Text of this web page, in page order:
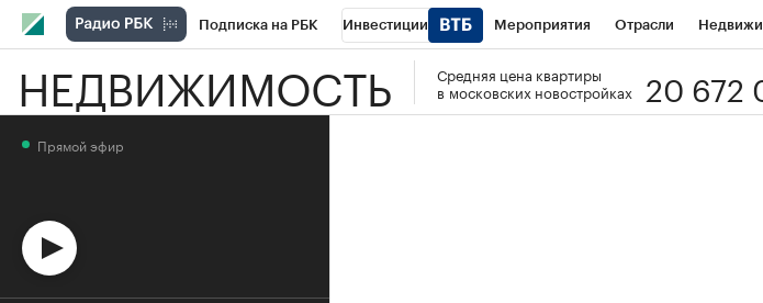
Подписка на РБК Инвестиции Мероприятия Отрасли
Спорт Школа управления РБК РБК Образование
НЕДВИЖИМОСТЬ
Средняя цена квартиры
в московских новостройках
20 672
Прямой эфир